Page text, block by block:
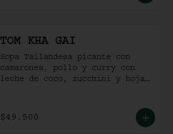
TOM KHA GAI
Sopa Tailandesa picante con
camarones, pollo y curry con
leche de coco, zucchini y hojas
$49.500